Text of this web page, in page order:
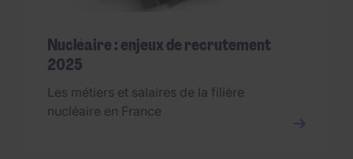
Nucléaire : enjeux de recrutement
2025
Les métiers et salaires de la filière
nucléaire en France